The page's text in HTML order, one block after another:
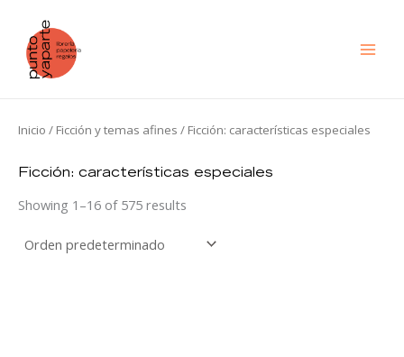
contenido
Inicio / Ficción y temas afines / Ficción: características especiales
Ficción: características especiales
Showing 1–16 of 575 results